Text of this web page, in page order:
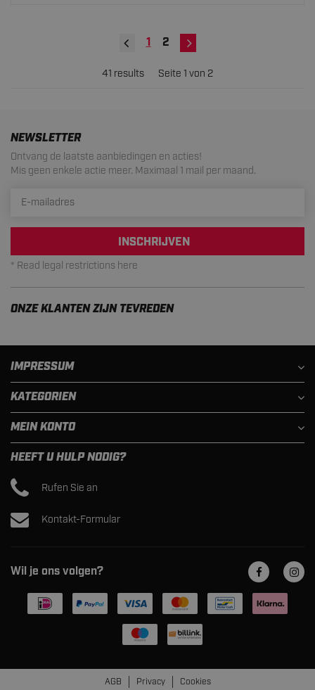
41 results Seite 1 von 2
1 2
NEWSLETTER
Ontvang de laatste aanbiedingen en acties!
Mis geen enkele actie meer. Maximaal 1 mail per maand.
INSCHRIJVEN
* Read legal restrictions here
ONZE KLANTEN ZIJN TEVREDEN
IMPRESSUM
KATEGORIEN
MEIN KONTO
HEEFT U HULP NODIG?
Rufen Sie an
Kontakt-Formular
Wil je ons volgen?
AGB Privacy Cookies